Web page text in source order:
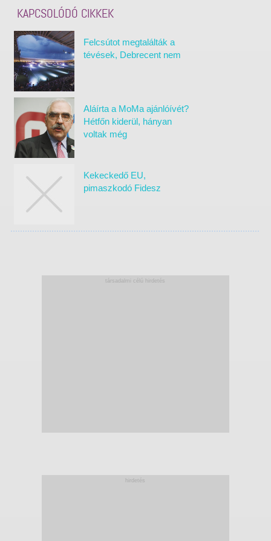
KAPCSOLÓDÓ CIKKEK
Felcsútot megtalálták a
tévések, Debrecent nem
Aláírta a MoMa ajánlóívét?
Hétfőn kiderül, hányan
voltak még
Kekeckedő EU,
pimaszkodó Fidesz
társadalmi célú hirdetés
hirdetés